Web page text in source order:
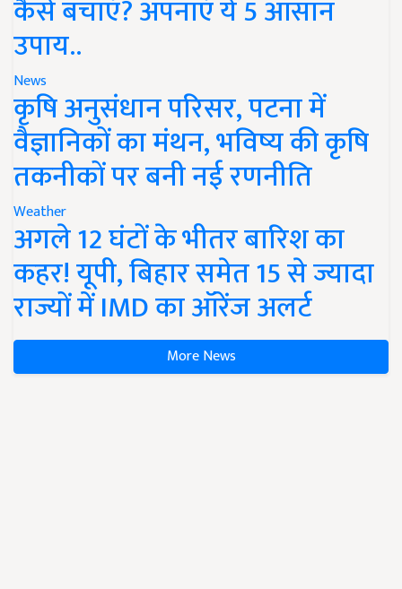
कैसे बचाएं? अपनाएं ये 5 आसान
उपाय..
News
कृषि अनुसंधान परिसर, पटना में
वैज्ञानिकों का मंथन, भविष्य की कृषि
तकनीकों पर बनी नई रणनीति
Weather
अगले 12 घंटों के भीतर बारिश का
कहर! यूपी, बिहार समेत 15 से ज्यादा
राज्यों में IMD का ऑरेंज अलर्ट
More News